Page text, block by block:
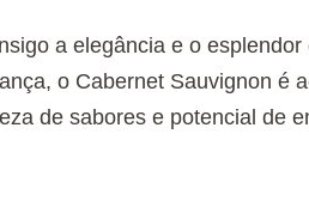
a elegância e o esplendor
o Cabernet Sauvignon é
de sabores e potencial de